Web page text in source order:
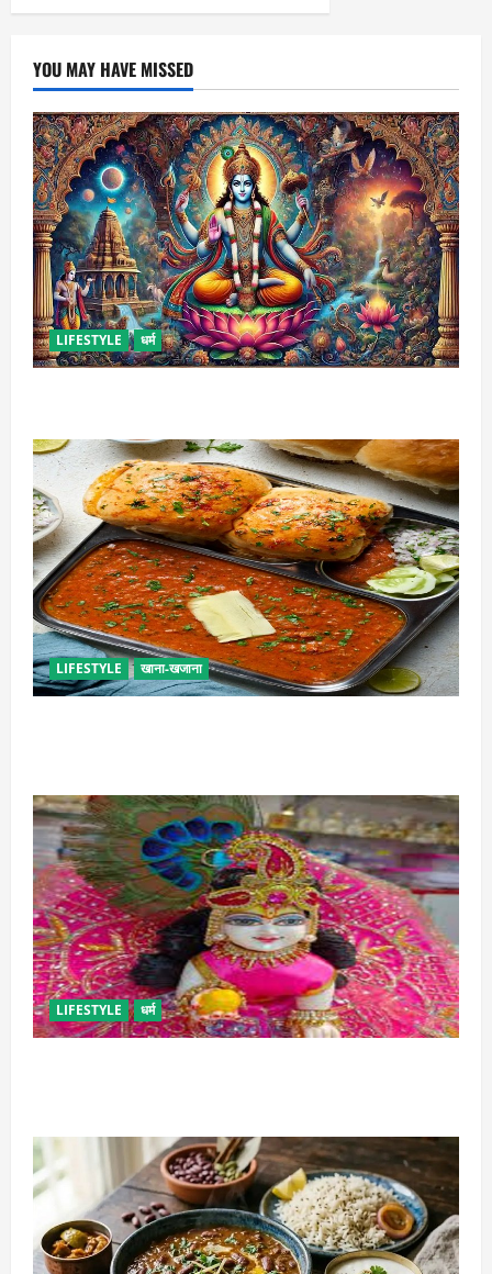
YOU MAY HAVE MISSED
LIFESTYLE धर्म
LIFESTYLE खाना-खजाना
LIFESTYLE धर्म